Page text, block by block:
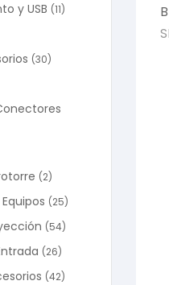
y USB (11)
(30)
(2)
(25)
(54)
(26)
(42)